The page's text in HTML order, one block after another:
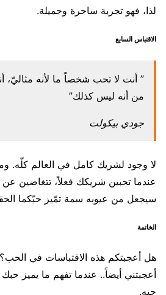
لذا، فهو تجربة ساحرة وجميلة.
الاقتباس السابع
” أنت لا تحب شخصاً ما لأنه مثاليّ،
من أنه ليس كذلك”
جودي بيكولت
لا وجود لشريك كامل في العالم كلّه.
عندما تحبين شريكك فعلاً، تتغاضين
سيجعل من عيوبه سمة تمّيز حبّكما
الخاتمة
هل أعجبتكم هذه الاقتباسات في الحب؟
أعجبتني أيضاً.. عندما تفهم ما يميز
حبه.